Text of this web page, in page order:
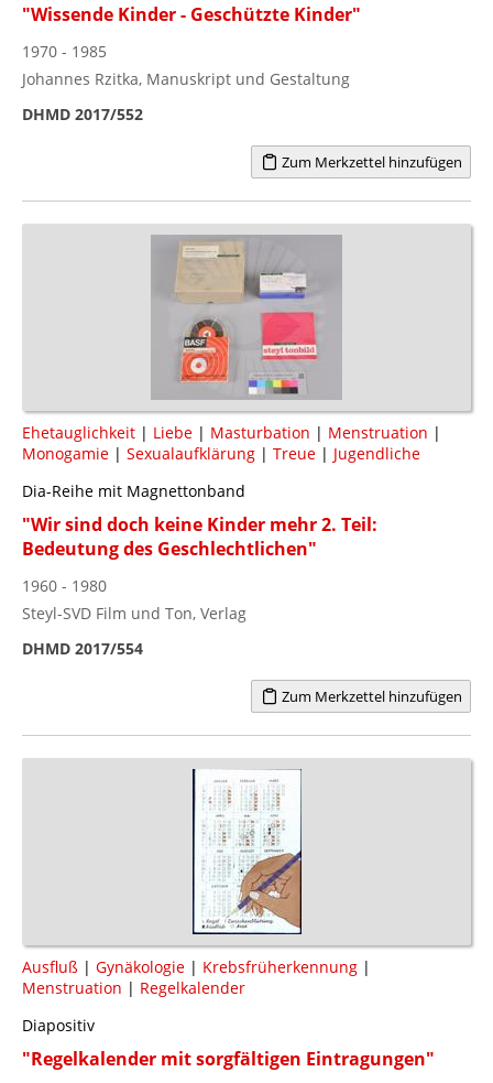
"Wissende Kinder - Geschützte Kinder"
1970 - 1985
Johannes Rzitka, Manuskript und Gestaltung
DHMD 2017/552
Zum Merkzettel hinzufügen
Ehetauglichkeit | Liebe | Masturbation | Menstruation |
Monogamie | Sexualaufklärung | Treue | Jugendliche
Dia-Reihe mit Magnettonband
"Wir sind doch keine Kinder mehr 2. Teil:
Bedeutung des Geschlechtlichen"
1960 - 1980
Steyl-SVD Film und Ton, Verlag
DHMD 2017/554
Zum Merkzettel hinzufügen
Ausfluß | Gynäkologie | Krebsfrüherkennung |
Menstruation | Regelkalender
Diapositiv
"Regelkalender mit sorgfältigen Eintragungen"